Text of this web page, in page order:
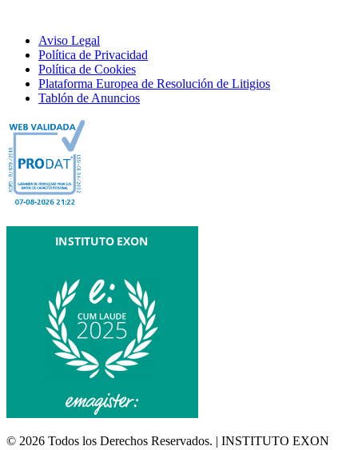
Aviso Legal
Política de Privacidad
Política de Cookies
Plataforma Europea de Resolución de Litigios
Tablón de Anuncios
© 2026 Todos los Derechos Reservados. | INSTITUTO EXON